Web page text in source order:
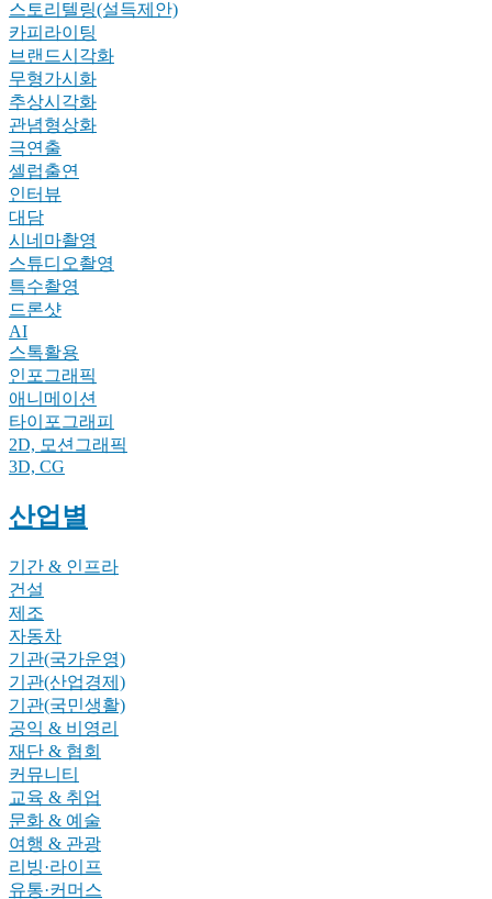
스토리텔링(설득제안)
카피라이팅
브랜드시각화
무형가시화
추상시각화
관념형상화
극연출
셀럽출연
인터뷰
대담
시네마촬영
스튜디오촬영
특수촬영
드론샷
AI
스톡활용
인포그래픽
애니메이션
타이포그래피
2D, 모션그래픽
3D, CG
산업별
기간 & 인프라
건설
제조
자동차
기관(국가운영)
기관(산업경제)
기관(국민생활)
공익 & 비영리
재단 & 협회
커뮤니티
교육 & 취업
문화 & 예술
여행 & 관광
리빙·라이프
유통·커머스